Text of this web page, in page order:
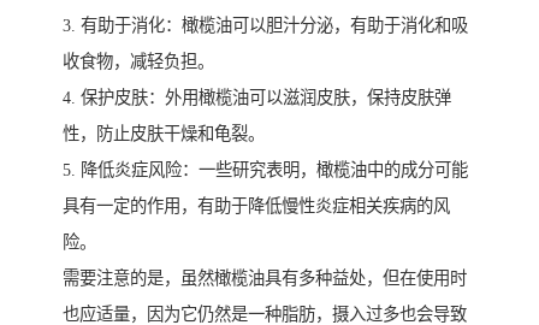
3. 有助于消化：橄榄油可以胆汁分泌，有助于消化和吸
收食物，减轻负担。
4. 保护皮肤：外用橄榄油可以滋润皮肤，保持皮肤弹
性，防止皮肤干燥和龟裂。
5. 降低炎症风险：一些研究表明，橄榄油中的成分可能
具有一定的作用，有助于降低慢性炎症相关疾病的风
险。
需要注意的是，虽然橄榄油具有多种益处，但在使用时
也应适量，因为它仍然是一种脂肪，摄入过多也会导致